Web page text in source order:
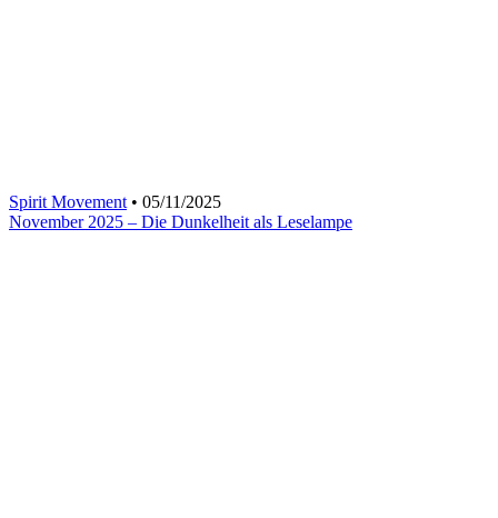
Spirit Movement• 05/11/2025
November 2025 – Die Dunkelheit als Leselampe